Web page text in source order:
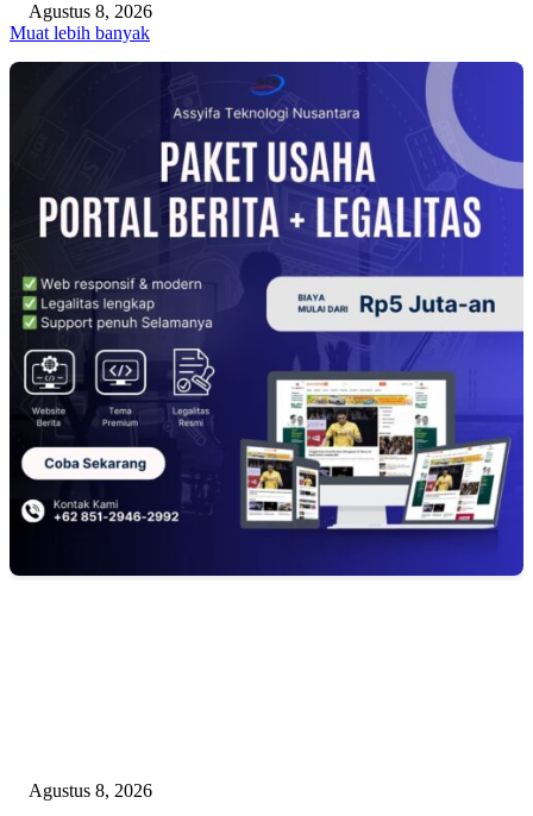
Agustus 8, 2026
Muat lebih banyak
Agustus 8, 2026